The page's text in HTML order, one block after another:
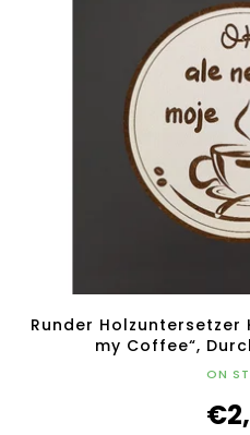
Runder
my Coffee“,
ON